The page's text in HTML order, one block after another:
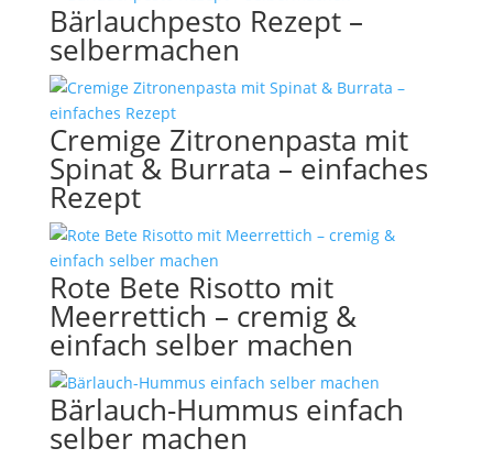
Bärlauchpesto Rezept –
selbermachen
Cremige Zitronenpasta mit
Spinat & Burrata – einfaches
Rezept
Rote Bete Risotto mit
Meerrettich – cremig &
einfach selber machen
Bärlauch-Hummus einfach
selber machen